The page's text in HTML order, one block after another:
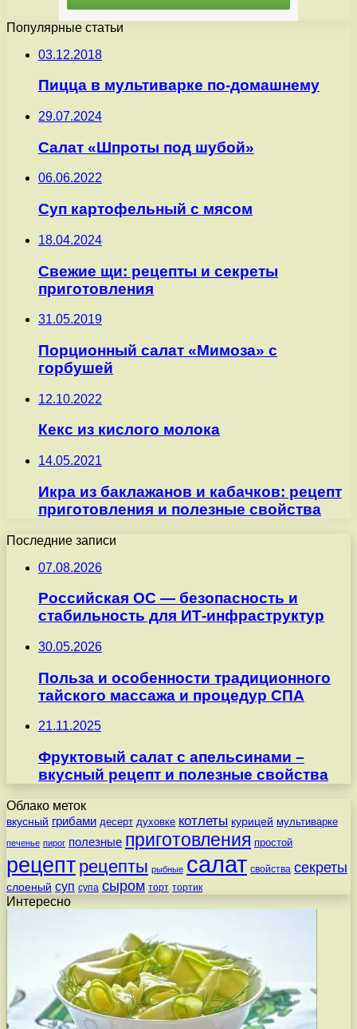
Популярные статьи
03.12.2018
Пицца в мультиварке по-домашнему
29.07.2024
Салат «Шпроты под шубой»
06.06.2022
Суп картофельный с мясом
18.04.2024
Свежие щи: рецепты и секреты
приготовления
31.05.2019
Порционный салат «Мимоза» с
горбушей
12.10.2022
Кекс из кислого молока
14.05.2021
Икра из баклажанов и кабачков: рецепт
приготовления и полезные свойства
Последние записи
07.08.2026
Российская ОС — безопасность и
стабильность для ИТ-инфраструктур
30.05.2026
Польза и особенности традиционного
тайского массажа и процедур СПА
21.11.2025
Фруктовый салат с апельсинами –
вкусный рецепт и полезные свойства
Облако меток
вкусный грибами десерт духовке котлеты курицей мультиварке
печенье пирог полезные приготовления простой
рецепт рецепты рыбные салат свойства секреты
слоеный суп супа сыром торт тортик
Интересно